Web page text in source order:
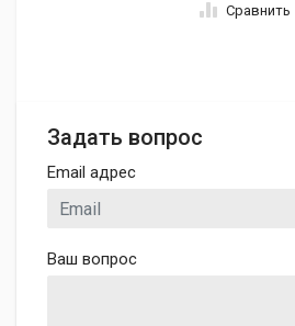
Сравнить
Задать вопрос
Email адрес
Ваш вопрос